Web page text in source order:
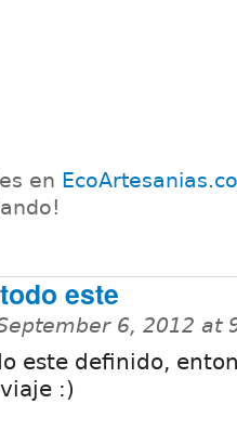
en
este
6, 2012 at
este definido,
:)